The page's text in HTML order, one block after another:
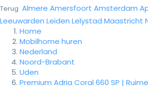
Terug Almere Amersfoort Amsterdam
Leeuwarden Leiden Lelystad Maastricht
Home
Mobilhome huren
Nederland
Noord-Brabant
Uden
Premium Adria Coral 660 SP |